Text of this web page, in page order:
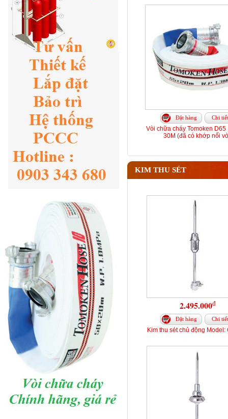
Đặt hàng Chi tiết
Vòi chữa cháy Tomoken D65
30M (đã có khớp nối
KIM THU SÉT
2.495.000đ
Đặt hàng Chi tiết
Kim thu sét chủ động Model: